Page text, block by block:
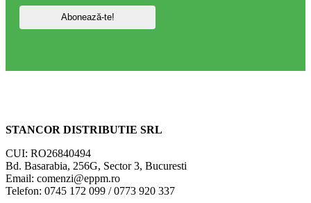
STANCOR DISTRIBUTIE SRL
CUI: RO26840494
Bd. Basarabia, 256G, Sector 3, Bucuresti
Email: comenzi@eppm.ro
Telefon: 0745 172 099 / 0773 920 337